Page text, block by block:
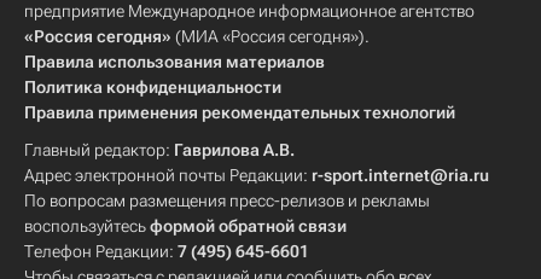
предприятие Международное информационное агентство
«Россия сегодня» (МИА «Россия сегодня»).
Правила использования материалов
Политика конфиденциальности
Правила применения рекомендательных технологий
Главный редактор: Гаврилова А.В.
Адрес электронной почты Редакции: r-sport.internet@ria.ru
По вопросам размещения пресс-релизов и рекламы
воспользуйтесьформой обратной связи
Телефон Редакции: 7 (495) 645-6601